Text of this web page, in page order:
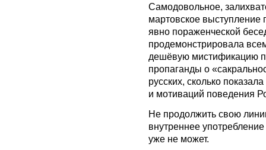
Самодовольное,
мартовское выступление
явно пораженческой
продемонстрировала
дешёвую мистификацию
пропаганды о
русских, сколько
и мотиваций поведения
Не продолжить свою
внутреннее
уже не может.